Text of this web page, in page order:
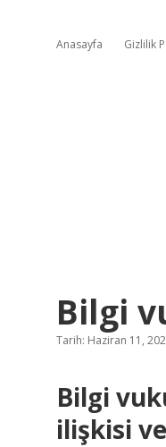
Anasayfa Gizlilik
Bilgi
Tarih: Haziran 11,
Bilgi
ilişkisi